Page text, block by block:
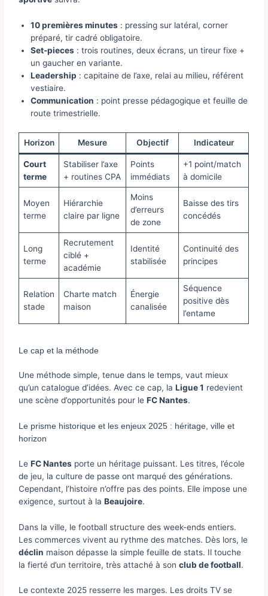
10 premières minutes : pressing sur latéral, corner
préparé, tir cadré obligatoire.
Set-pieces : trois routines, deux écrans, un tireur fixe +
un gaucher en variante.
Leadership : capitaine de l’axe, relai au milieu, référent
vestiaire.
Communication : point presse pédagogique et feuille de
route trimestrielle.
Horizon Mesure Objectif Indicateur
Court
terme
Stabiliser l’axe
+ routines CPA
Points
immédiats
+1 point/match
à domicile
Moyen
terme
Hiérarchie
claire par ligne
Moins
d’erreurs
de zone
Baisse des tirs
concédés
Long
terme
Recrutement
ciblé +
académie
Identité
stabilisée
Continuité des
principes
Relation
stade
Charte match
maison
Énergie
canalisée
Séquence
positive dès
l’entame
Le cap et la méthode
Une méthode simple, tenue dans le temps, vaut mieux
qu’un catalogue d’idées. Avec ce cap, laLigue 1 redevient
une scène d’opportunités pour leFC Nantes.
Le prisme historique et les enjeux 2025 : héritage, ville et
horizon
LeFC Nantes porte un héritage puissant. Les titres, l’école
de jeu, la culture de passe ont marqué des générations.
Cependant, l’histoire n’offre pas des points. Elle impose une
exigence, surtout à laBeaujoire.
Dans la ville, le football structure des week-ends entiers.
Les commerces vivent au rythme des matches. Dès lors, le
déclin maison dépasse la simple feuille de stats. Il touche
la fierté d’un territoire, très attaché à sonclub de football.
Le contexte 2025 resserre les marges. Les droits TV se